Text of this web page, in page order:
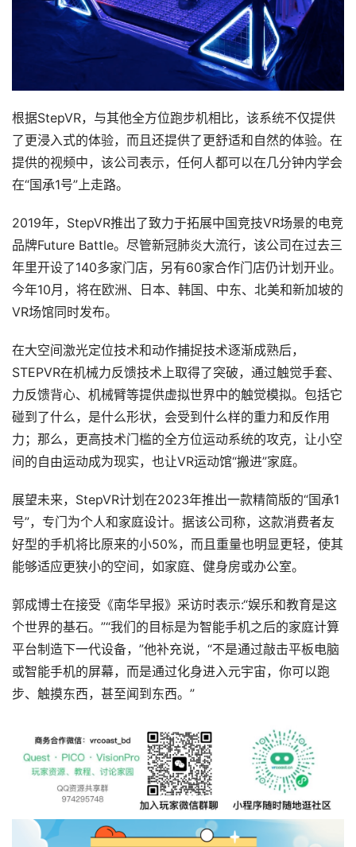
资
源
下
载
V
R
论
坛
社
登录 注册
根据StepVR，与其他全方位跑步机相比，该系统不仅提供
了更浸入式的体验，而且还提供了更舒适和自然的体验。在
提供的视频中，该公司表示，任何人都可以在几分钟内学会
在“国承1号”上走路。
2019年，StepVR推出了致力于拓展中国竞技VR场景的电竞
品牌Future Battle。尽管新冠肺炎大流行，该公司在过去三
年里开设了140多家门店，另有60家合作门店仍计划开业。
今年10月，将在欧洲、日本、韩国、中东、北美和新加坡的
VR场馆同时发布。
在大空间激光定位技术和动作捕捉技术逐渐成熟后，
STEPVR在机械力反馈技术上取得了突破，通过触觉手套、
力反馈背心、机械臂等提供虚拟世界中的触觉模拟。包括它
碰到了什么，是什么形状，会受到什么样的重力和反作用
力；那么，更高技术门槛的全方位运动系统的攻克，让小空
间的自由运动成为现实，也让VR运动馆“搬进”家庭。
展望未来，StepVR计划在2023年推出一款精简版的“国承1
号”，专门为个人和家庭设计。据该公司称，这款消费者友
好型的手机将比原来的小50%，而且重量也明显更轻，使其
能够适应更狭小的空间，如家庭、健身房或办公室。
郭成博士在接受《南华早报》采访时表示:“娱乐和教育是这
个世界的基石。”“我们的目标是为智能手机之后的家庭计算
平台制造下一代设备，”他补充说，“不是通过敲击平板电脑
或智能手机的屏幕，而是通过化身进入元宇宙，你可以跑
步、触摸东西，甚至闻到东西。”